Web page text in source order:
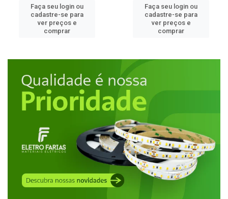
Faça seu login ou
cadastre-se para
ver preços e
comprar
Faça seu login ou
cadastre-se para
ver preços e
comprar